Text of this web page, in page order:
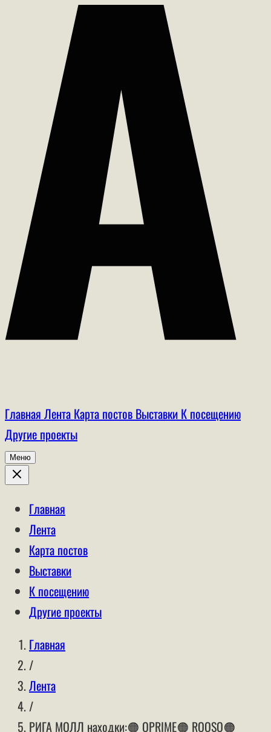
Главная Лента Карта постов Выставки К посещению
Другие проекты
Меню
Главная
Лента
Карта постов
Выставки
К посещению
Другие проекты
Главная
/
Лента
/
РИГА МОЛЛ находки:🟠 OPRIME🟠 ROOSO🟠